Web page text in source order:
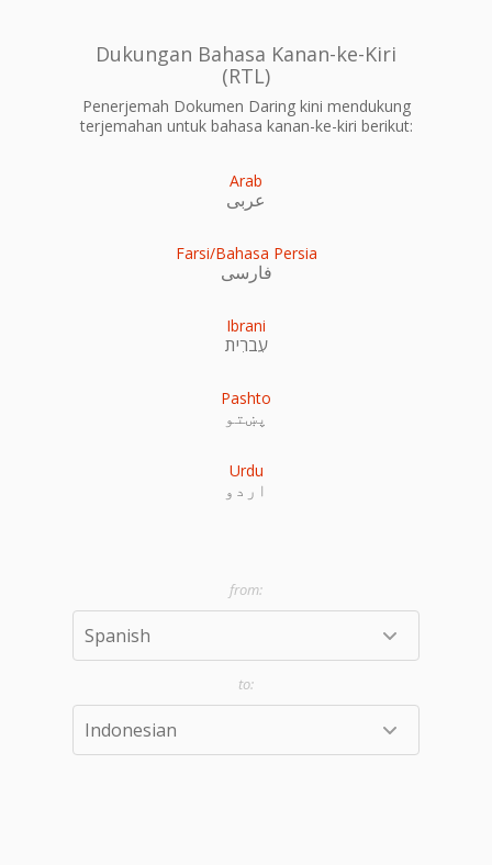
Dukungan Bahasa Kanan-ke-Kiri
(RTL)
Penerjemah Dokumen Daring kini mendukung
terjemahan untuk bahasa kanan-ke-kiri berikut:
Arab
عربى
Farsi/Bahasa Persia
فارسی
Ibrani
עִברִית
Pashto
پښتو
Urdu
اردو